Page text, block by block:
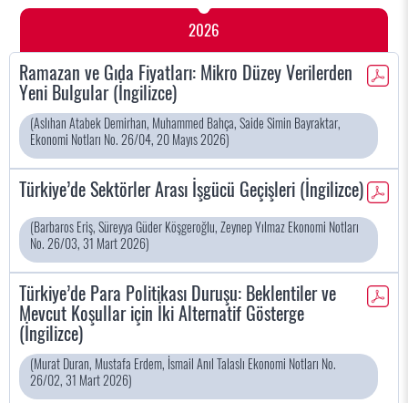
2026
Ramazan ve Gıda Fiyatları: Mikro Düzey Verilerden
Yeni Bulgular (İngilizce)
(Aslıhan Atabek Demirhan, Muhammed Bahça, Saide Simin Bayraktar,
Ekonomi Notları No. 26/04, 20 Mayıs 2026)
Türkiye’de Sektörler Arası İşgücü Geçişleri (İngilizce)
(Barbaros Eriş, Süreyya Güder Köşgeroğlu, Zeynep Yılmaz Ekonomi Notları
No. 26/03, 31 Mart 2026)
Türkiye’de Para Politikası Duruşu: Beklentiler ve
Mevcut Koşullar için İki Alternatif Gösterge
(İngilizce)
(Murat Duran, Mustafa Erdem, İsmail Anıl Talaslı Ekonomi Notları No.
26/02, 31 Mart 2026)